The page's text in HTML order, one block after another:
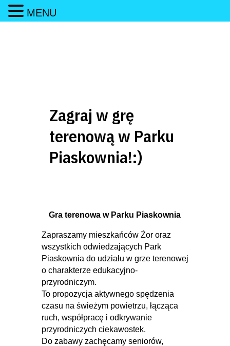
Zagraj w grę
terenową w Parku
Piaskownia!:)
Gra terenowa w Parku Piaskownia
Zapraszamy mieszkańców Żor oraz
wszystkich odwiedzających Park
Piaskownia do udziału w grze terenowej
o charakterze edukacyjno-
przyrodniczym.
To propozycja aktywnego spędzenia
czasu na świeżym powietrzu, łącząca
ruch, współpracę i odkrywanie
przyrodniczych ciekawostek.
Do zabawy zachęcamy seniorów,
MENU